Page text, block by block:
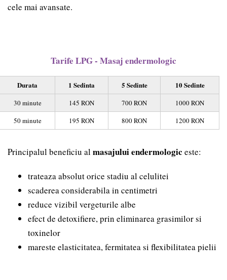
cele mai avansate.
Tarife LPG - Masaj endermologic
Durata 1 Sedinta 5 Sedinte 10 Sedinte
30 minute 145 RON 700 RON
1000 RON
50 minute
195 RON 800 RON 1200 RON
Principalul beneficiu almasajului endermologic este:
trateaza absolut orice stadiu al celulitei
scaderea considerabila in centimetri
reduce vizibil vergeturile albe
efect de detoxifiere, prin eliminarea grasimilor si
toxinelor
mareste elasticitatea, fermitatea si flexibilitatea pielii